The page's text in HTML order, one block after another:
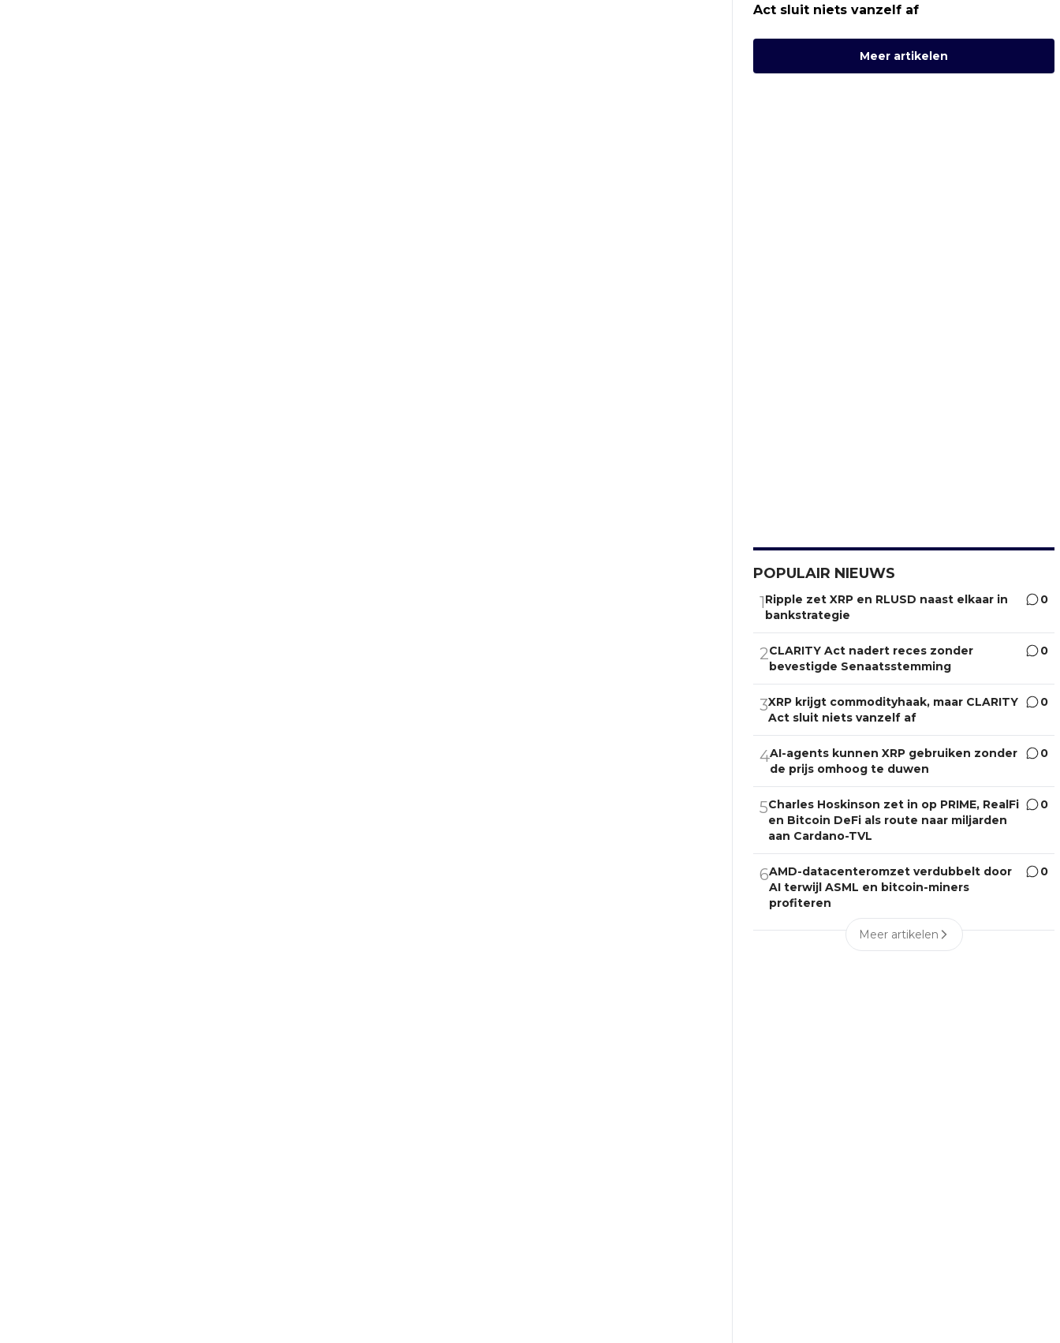
Act sluit niets vanzelf af
Meer artikelen
POPULAIR NIEUWS
1Ripple zet XRP en RLUSD naast elkaar in
bankstrategie
0
2CLARITY Act nadert reces zonder
bevestigde Senaatsstemming
0
3XRP krijgt commodityhaak, maar CLARITY
Act sluit niets vanzelf af
0
4AI-agents kunnen XRP gebruiken zonder
de prijs omhoog te duwen
0
5Charles Hoskinson zet in op PRIME, RealFi
en Bitcoin DeFi als route naar miljarden
aan Cardano-TVL
0
6AMD-datacenteromzet verdubbelt door
AI terwijl ASML en bitcoin-miners
profiteren
0
Meer artikelen